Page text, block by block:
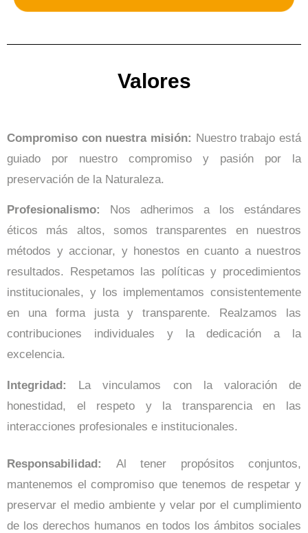
Valores
Compromiso con nuestra misión: Nuestro trabajo está
guiado por nuestro compromiso y pasión por la
preservación de la Naturaleza.
Profesionalismo:
Nos adherimos a los estándares
éticos más altos, somos transparentes en nuestros
métodos y accionar, y honestos en cuanto a nuestros
resultados. Respetamos las políticas y procedimientos
institucionales, y los implementamos consistentemente
en una forma justa y transparente. Realzamos las
contribuciones individuales y la dedicación a la
excelencia.
Integridad:
La vinculamos con la valoración de
honestidad, el respeto y la transparencia en las
interacciones profesionales e institucionales.
Responsabilidad: Al tener propósitos conjuntos,
mantenemos el compromiso que tenemos de respetar y
preservar el medio ambiente y velar por el cumplimiento
de los derechos humanos en todos los ámbitos sociales